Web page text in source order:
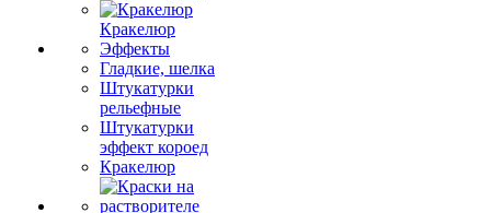
Кракелюр
Эффекты
Гладкие, шелка
Штукатурки
рельефные
Штукатурки
эффект короед
Кракелюр